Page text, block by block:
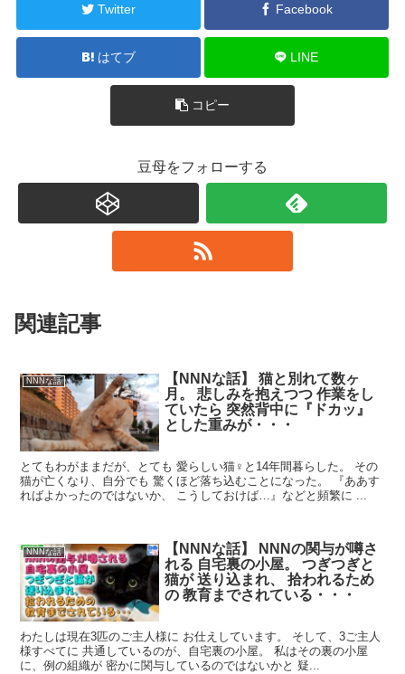
Twitter Facebook
はてブ LINE
コピー
豆母をフォローする
関連記事
NNNな話
【NNNな話】 猫と別れて数ヶ
月。 悲しみを抱えつつ 作業をし
ていたら 突然背中に『ドカッ』
とした重みが・・・
とてもわがままだが、とても 愛らしい猫♀と14年間暮らした。 その
猫が亡くなり、自分でも 驚くほど落ち込むことになった。 『ああす
ればよかったのではないか、 こうしておけば…』などと頻繁に ...
NNNな話
【NNNな話】 NNNの関与が噂さ
れる 自宅裏の小屋。 つぎつぎと
猫が 送り込まれ、 拾われるため
の 教育までされている・・・
わたしは現在3匹のご主人様に お仕えしています。 そして、3ご主人
様すべてに 共通しているのが、自宅裏の小屋。 私はその裏の小屋
に、例の組織が 密かに関与しているのではないかと 疑...